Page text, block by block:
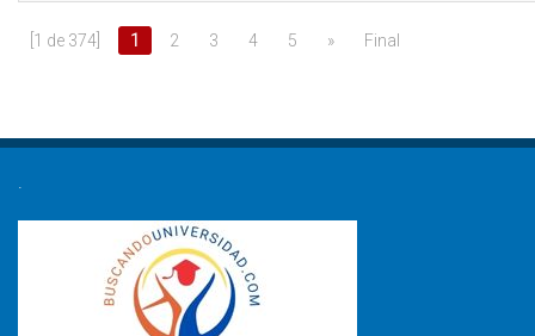
[1 de 374] 1 2 3 4 5 » Final
.